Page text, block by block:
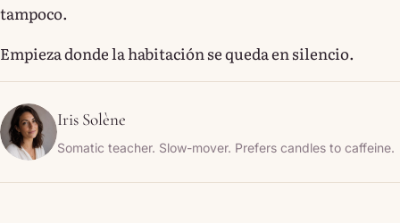
tampoco.
Empieza donde la habitación se queda en silencio.
Iris Solène
Somatic teacher. Slow-mover. Prefers candles to caffeine.